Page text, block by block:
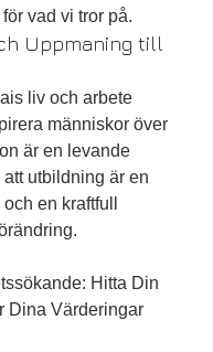
vad vi tror på.
Uppmaning till
liv och arbete
människor över
är en levande
utbildning är en
en kraftfull
Hitta Din
Dina Värderingar